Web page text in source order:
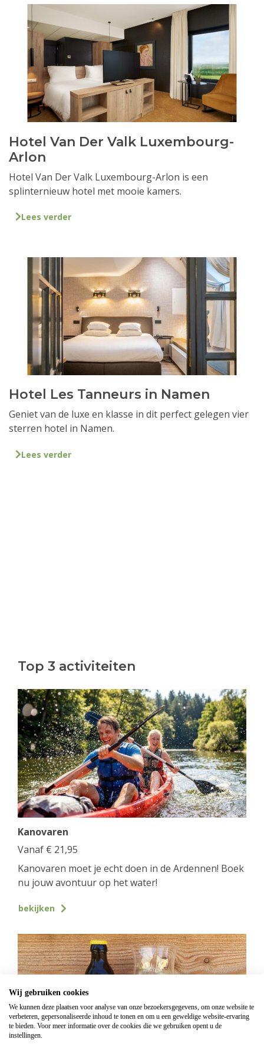
Hotel Van Der Valk Luxembourg-
Arlon
Hotel Van Der Valk Luxembourg-Arlon is een
splinternieuw hotel met mooie kamers.
Lees verder
Hotel Les Tanneurs in Namen
Geniet van de luxe en klasse in dit perfect gelegen vier
sterren hotel in Namen.
Lees verder
Top 3 activiteiten
Kanovaren
Vanaf € 21,95
Kanovaren moet je echt doen in de Ardennen! Boek
nu jouw avontuur op het water!
bekijken
Wij gebruiken cookies
We kunnen deze plaatsen voor analyse van onze bezoekersgegevens, om onze website te
verbeteren, gepersonaliseerde inhoud te tonen en om u een geweldige website-ervaring
te bieden. Voor meer informatie over de cookies die we gebruiken opent u de
instellingen.